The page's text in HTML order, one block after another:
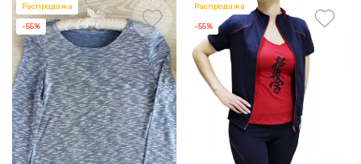
Распродажа
-55%
Распродажа
-55%